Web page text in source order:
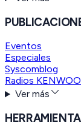
Eventos
Especiales
Syscomblog
Radios
Ver más